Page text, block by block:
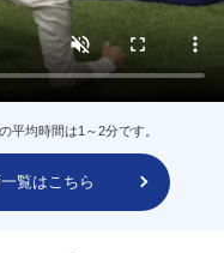
平均時間は1～2分です。
覧はこちら